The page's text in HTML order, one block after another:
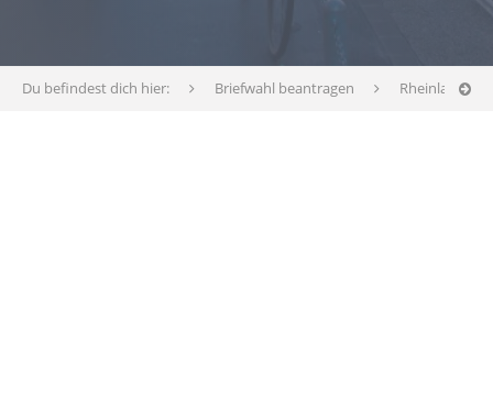
Du befindest dich hier: Briefwahl beantragen Rheinland-